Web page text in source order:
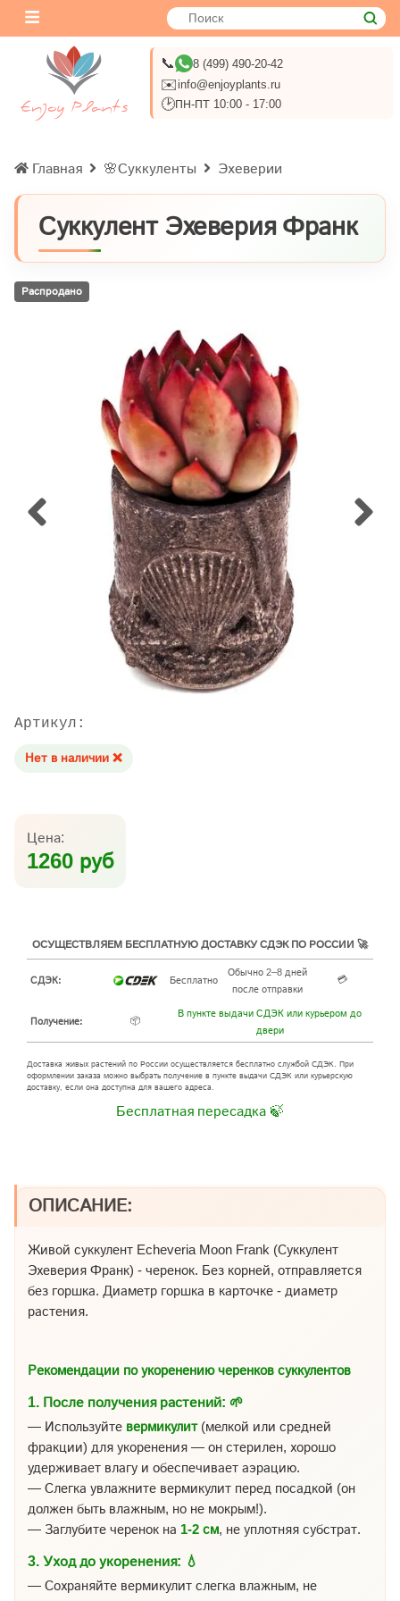
📞 8 (499) 490-20-42
✉️info@enjoyplants.ru
🕑ПН-ПТ 10:00 - 17:00
Главная 🌸Суккуленты Эхеверии
Суккулент Эхеверия Франк
Распродано
Артикул:
Нет в наличии ❌
Цена:
1260 руб
ОСУЩЕСТВЛЯЕМ БЕСПЛАТНУЮ ДОСТАВКУ СДЭК ПО РОССИИ 🚀
СДЭК: Бесплатно
Обычно 2–8 дней
после отправки
💳
Получение: 📦
В пункте выдачи СДЭК или курьером до
двери
Доставка живых растений по России осуществляется бесплатно службой СДЭК. При
оформлении заказа можно выбрать получение в пункте выдачи СДЭК или курьерскую
доставку, если она доступна для вашего адреса.
Бесплатная пересадка 🍃
ОПИСАНИЕ:
Живой суккулент Echeveria Moon Frank (Суккулент
Эхеверия Франк) - черенок. Без корней, отправляется
без горшка. Диаметр горшка в карточке - диаметр
растения.
Рекомендации по укоренению черенков суккулентов
1. После получения растений: 🌱
— Используйте вермикулит(мелкой или средней
фракции) для укоренения — он стерилен, хорошо
удерживает влагу и обеспечивает аэрацию.
— Слегка увлажните вермикулит перед посадкой (он
должен быть влажным, но не мокрым!).
— Заглубите черенок на 1-2 см, не уплотняя субстрат.
3. Уход до укоренения: 💧
— Сохраняйте вермикулит слегка влажным, не